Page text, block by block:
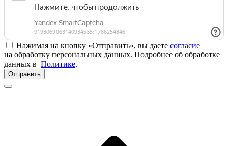
Нажимая на кнопку «Отправить», вы даете согласие
на обработку персональных данных. Подробнее об обработке
данных в Политике.
Отправить